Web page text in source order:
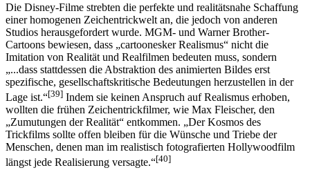
Die Disney-Filme strebten die perfekte und realitätsnahe Schaffung
einer homogenen Zeichentrickwelt an, die jedoch von anderen
Studios herausgefordert wurde. MGM- und Warner Brother-
Cartoons bewiesen, dass „cartoonesker Realismus“ nicht die
Imitation von Realität und Realfilmen bedeuten muss, sondern
„...dass stattdessen die Abstraktion des animierten Bildes erst
spezifische, gesellschaftskritische Bedeutungen herzustellen in der
Lage ist.“[39] Indem sie keinen Anspruch auf Realismus erhoben,
wollten die frühen Zeichentrickfilmer, wie Max Fleischer, den
„Zumutungen der Realität“ entkommen. „Der Kosmos des
Trickfilms sollte offen bleiben für die Wünsche und Triebe der
Menschen, denen man im realistisch fotografierten Hollywoodfilm
längst jede Realisierung versagte.“[40]